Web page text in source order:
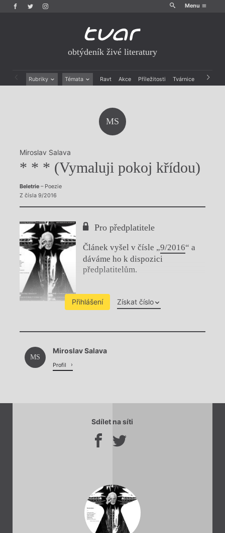
Menu
obtýdeník živé literatury
Rubriky Témata Ravt Akce Příležitosti Tvárnice Archiv
Výroční ceny
MS
Miroslav Salava
* * * (Vymaluji pokoj křídou)
Beletrie– Poezie
Z čísla 9/2016
Pro předplatitele
Článek vyšel v čísle „9/2016“ a
dáváme ho k dispozici
předplatitelům.
Přihlášení Získat číslo
Chviličku.
Načítá se.
MS
Miroslav Salava
Profil
Sdílet na síti